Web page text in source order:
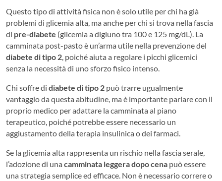
Questo tipo di attività fisica non è solo utile per chi ha già
problemi di glicemia alta, ma anche per chi si trova nella fascia
di pre-diabete (glicemia a digiuno tra 100 e 125 mg/dL). La
camminata post-pasto è un’arma utile nella prevenzione del
diabete di tipo 2 , poiché aiuta a regolare i picchi glicemici
senza la necessità di uno sforzo fisico intenso.
Chi soffre di diabete di tipo 2 può trarre ugualmente
vantaggio da questa abitudine, ma è importante parlare con il
proprio medico per adattare la camminata al piano
terapeutico, poiché potrebbe essere necessario un
aggiustamento della terapia insulinica o dei farmaci.
Se la glicemia alta rappresenta un rischio nella fascia serale,
l’adozione di una camminata leggera dopo cena può essere
una strategia semplice ed efficace. Non è necessario correre o